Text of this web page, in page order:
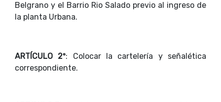
Belgrano y el Barrio Rio Salado previo al ingreso de
la planta Urbana.
ARTÍCULO 2º: Colocar la cartelería y señalética
correspondiente.